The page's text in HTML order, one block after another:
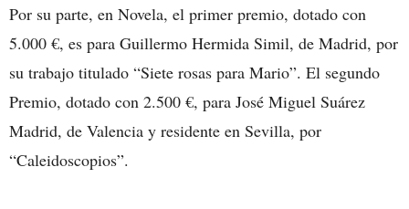
Por su parte, en Novela, el primer premio, dotado con
5.000 €, es para Guillermo Hermida Simil, de Madrid, por
su trabajo titulado “Siete rosas para Mario”. El segundo
Premio, dotado con 2.500 €, para José Miguel Suárez
Madrid, de Valencia y residente en Sevilla, por
“Caleidoscopios”.